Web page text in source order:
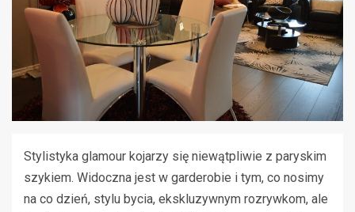
Stylistyka glamour kojarzy się niewątpliwie z paryskim
szykiem. Widoczna jest w garderobie i tym, co nosimy
na co dzień, stylu bycia, ekskluzywnym rozrywkom, ale